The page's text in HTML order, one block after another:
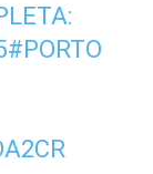
#PORTO